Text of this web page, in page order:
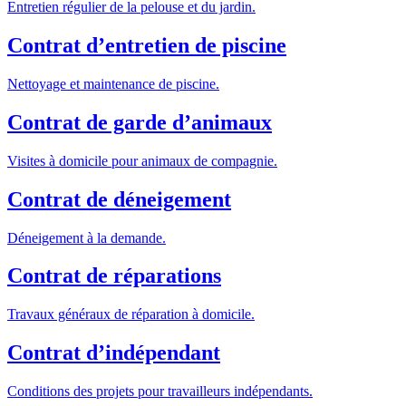
Entretien régulier de la pelouse et du jardin.
Contrat d’entretien de piscine
Nettoyage et maintenance de piscine.
Contrat de garde d’animaux
Visites à domicile pour animaux de compagnie.
Contrat de déneigement
Déneigement à la demande.
Contrat de réparations
Travaux généraux de réparation à domicile.
Contrat d’indépendant
Conditions des projets pour travailleurs indépendants.